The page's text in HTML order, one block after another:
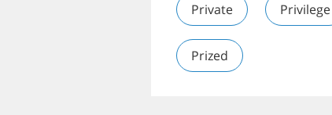
Private Privilege
Prized